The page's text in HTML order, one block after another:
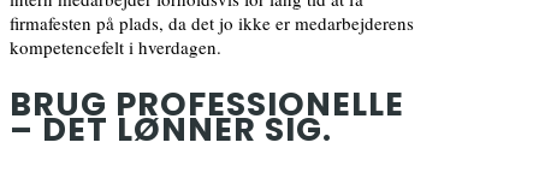
firmafesten på plads, da det jo ikke er medarbejderens
kompetencefelt i hverdagen.
BRUG PROFESSIONELLE
– DET LØNNER SIG.